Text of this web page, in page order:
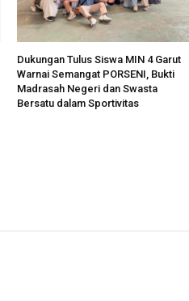
Dukungan Tulus Siswa MIN 4 Garut
Warnai Semangat PORSENI, Bukti
Madrasah Negeri dan Swasta
Bersatu dalam Sportivitas